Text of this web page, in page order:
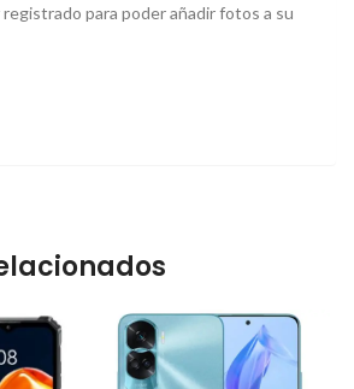
para poder añadir fotos a su